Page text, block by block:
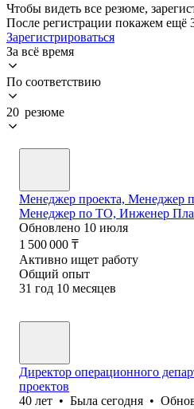
Чтобы видеть все резюме,
После регистрации покажем ещё
Зарегистрироваться
За всё время
По соответствию
20 резюме
Менеджер проекта, Менеджер
Менеджер по ТО, Инженер
Обновлено 10 июля
1 500 000 ₸
Активно ищет работу
Общий опыт
31 год 10 месяцев
Директор операционного
проектов
40 лет • Была сегодня •